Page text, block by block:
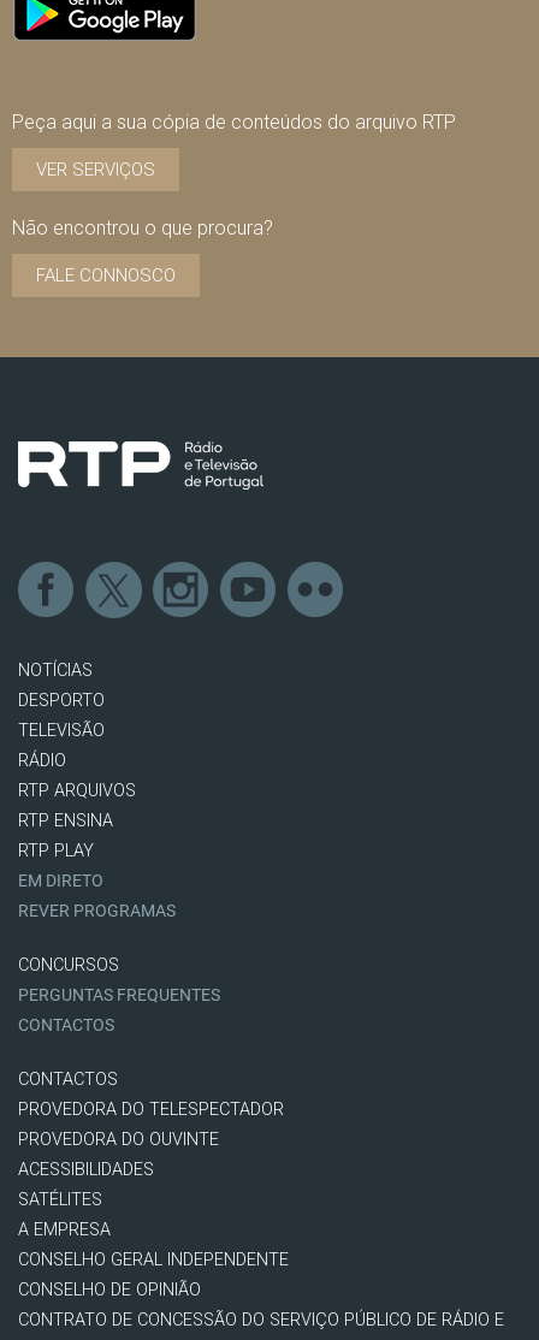
Peça aqui a sua cópia de conteúdos do arquivo RTP
VER SERVIÇOS
Não encontrou o que procura?
FALE CONNOSCO
NOTÍCIAS
DESPORTO
TELEVISÃO
RÁDIO
RTP ARQUIVOS
RTP ENSINA
RTP PLAY
EM DIRETO
REVER PROGRAMAS
CONCURSOS
PERGUNTAS FREQUENTES
CONTACTOS
CONTACTOS
PROVEDORA DO TELESPECTADOR
PROVEDORA DO OUVINTE
ACESSIBILIDADES
SATÉLITES
A EMPRESA
CONSELHO GERAL INDEPENDENTE
CONSELHO DE OPINIÃO
CONTRATO DE CONCESSÃO DO SERVIÇO PÚBLICO DE RÁDIO E